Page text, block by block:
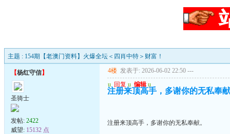
主题 : 154期【老澳门资料】火爆全坛＜四肖中特＞财富！
【杨红守信】
圣骑士
发帖: 2422
威望: 15132 点
4楼 发表于: 2026-06-02 22:50 ---
u 回复 u 编辑 u
注册来顶高手，多谢你的无私奉
注册来顶高手，多谢你的无私奉献。